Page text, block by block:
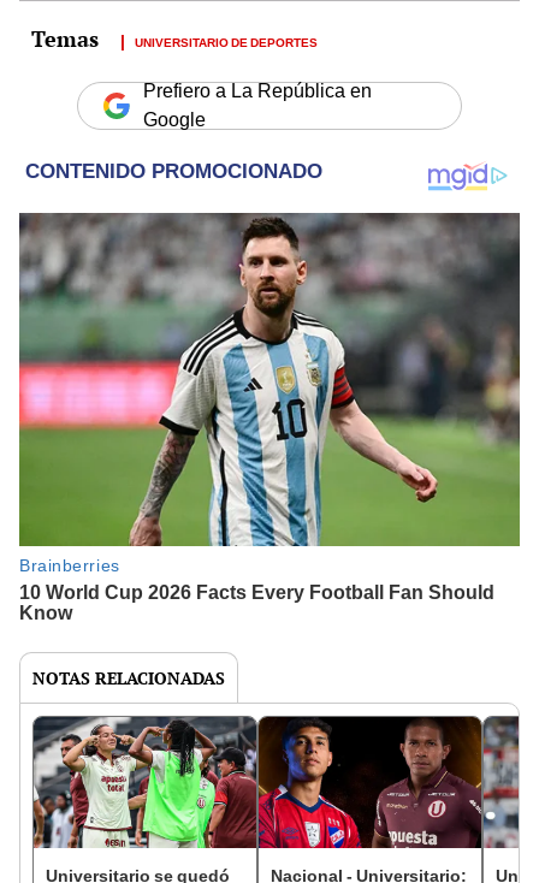
UNIVERSITARIO DE DEPORTES
Prefiero a La República en
Google
NOTAS RELACIONADAS
Universitario se quedó
Nacional - Universitario: